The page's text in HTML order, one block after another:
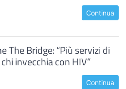
Continua
The Bridge: “Più servizi di
invecchia con HIV”
Continua